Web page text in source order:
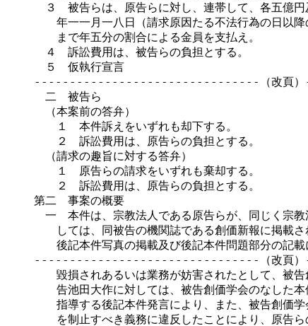
３　被告らは、原告らに対し、連帯して、各五億円
年一一月一八日（請求原因たる不法行為の日以降
まで年五分の割合による金員を支払え。
４　訴訟費用は、被告らの負担とする。
５　仮執行宣言
--------------------------------（改
二　被告ら
（本案前の答弁）
１　本件訴えをいずれも却下する。
２　訴訟費用は、原告らの負担とする。
（請求の趣旨に対する答弁）
１　原告らの請求をいずれも棄却する。
２　訴訟費用は、原告らの負担とする。
第二　事案の概要
一　本件は、宗教法人である原告らが、同じく宗
しては、同被告の機関誌である創価新報に掲載さ
後記本件写真の掲載及び後記本件問題部分の記載
--------------------------------（改
毀損されあるいは業務が妨害されたとして、被告
告池田大作に対しては、被告創価学会のなした本
指導する後記本件発言により、また、被告創価学
を制止すべき義務に違反したことにより、原告ら